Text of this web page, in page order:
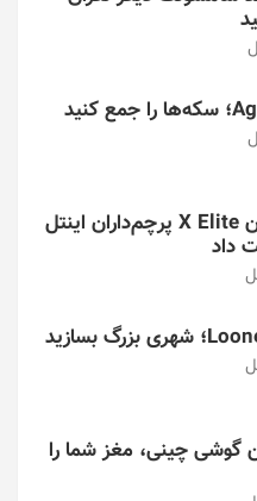
تراشه اسنپدراگون X Elite پرچم‌داران اینتل
گوشی چینی، مغز شما را